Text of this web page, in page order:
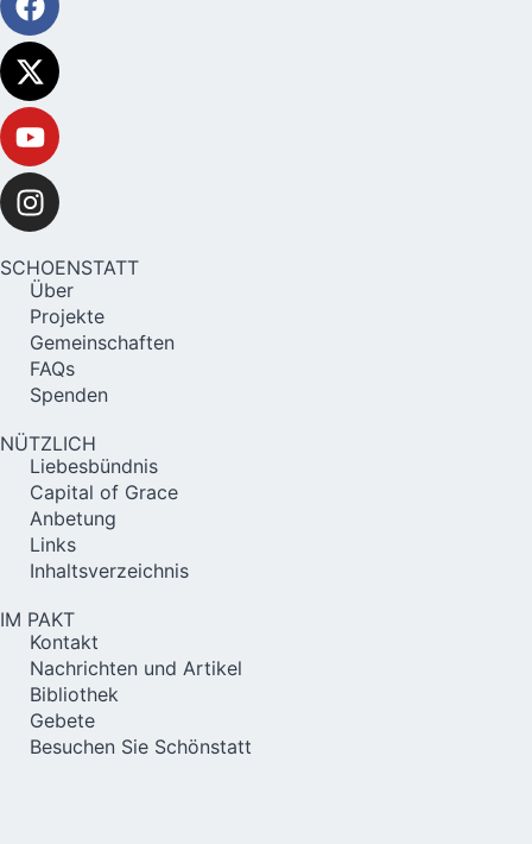
SCHOENSTATT
Über
Projekte
Gemeinschaften
FAQs
Spenden
NÜTZLICH
Liebesbündnis
Capital of Grace
Anbetung
Links
Inhaltsverzeichnis
IM PAKT
Kontakt
Nachrichten und Artikel
Bibliothek
Gebete
Besuchen Sie Schönstatt